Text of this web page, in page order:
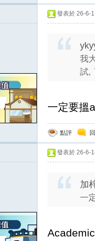
發表於 26-6-
我
試,
一定要搵
點評
發表於 26-6-
加
一